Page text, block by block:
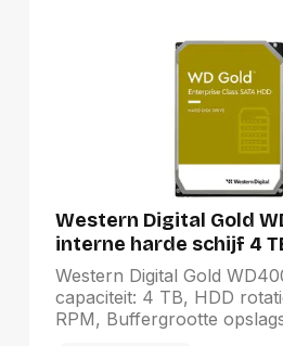
Western Digital Gold
interne harde schijf 4
MB 3.5" SATA III
Western Digital Gold
capaciteit: 4 TB, HDD
RPM, Buffergrootte